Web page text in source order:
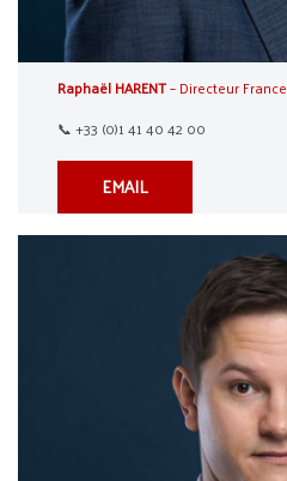
Raphaël HARENT– Directeur France
📞 +33 (0)1 41 40 42 00
EMAIL